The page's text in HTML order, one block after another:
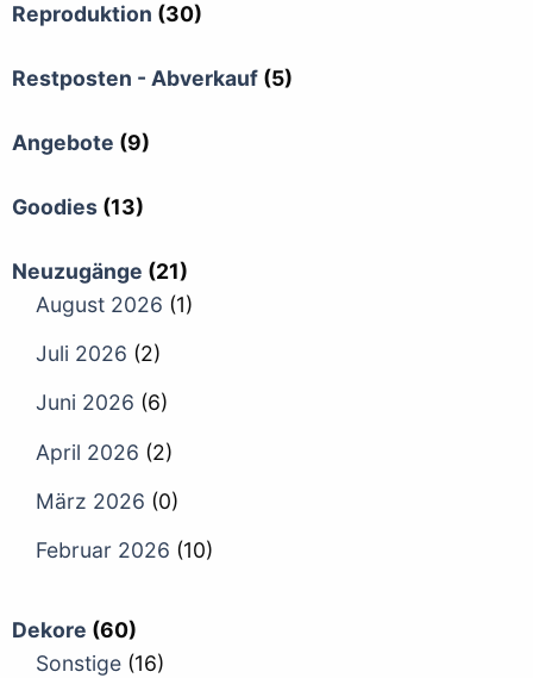
Reproduktion (30)
Restposten - Abverkauf (5)
Angebote (9)
Goodies (13)
Neuzugänge (21)
August 2026 (1)
Juli 2026 (2)
Juni 2026 (6)
April 2026 (2)
März 2026 (0)
Februar 2026 (10)
Dekore (60)
Sonstige (16)